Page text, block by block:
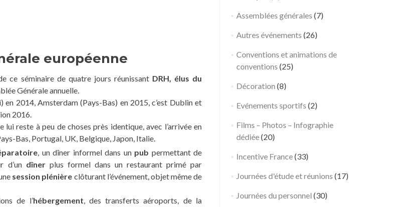
européenne
ce séminaire de quatre jours réunissant DRH, élus du
Générale annuelle.
2014, Amsterdam (Pays-Bas) en 2015, c’est Dublin et
2016.
lui reste à peu de choses près identique, avec l’arrivée en
Bas, Portugal, UK, Belgique, Japon, Italie.
, un dîner informel dans un pub permettant de
d’un dînerplus formel dans un restaurant primé par
session plénière clôturant l’événement, objet même de
de l’hébergement, des transferts aéroports, de la
d’agences –
Provence
n
i
v
e
T
a
m
B
i
i
Assemblées générales (7)
Autres événements (26)
Conventions et animations de
conventions (25)
Décoration (8)
Evénements sportifs (2)
Films – Photos – Infographie
dédiée(20)
Incentive France(33)
Journées d'étude et réunions (17)
Journées du personnel (30)